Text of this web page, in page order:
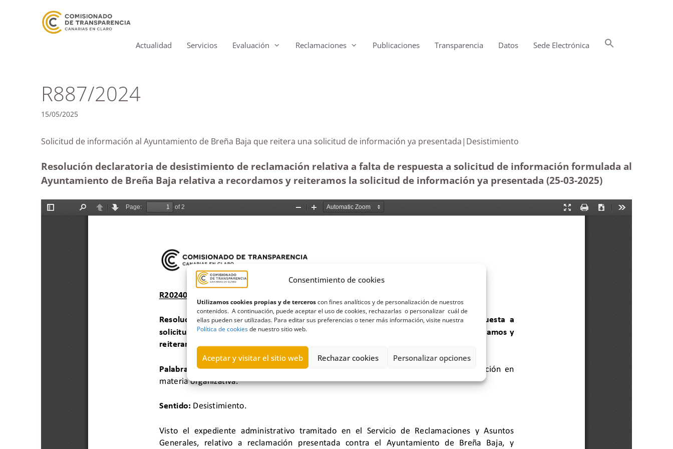
Consentimiento de cookies
Utilizamos cookies propias y de terceroscon fines analíticos y de personalización de nuestros
contenidos. A continuación, puede aceptar el uso de cookies, rechazarlas o personalizar cuál de
ellas pueden ser utilizadas. Para editar sus preferencias o tener más información, visite nuestra
Política de cookiesde nuestro sitio web.
Aceptar y visitar el sitio web Rechazar cookies Personalizar opciones
Actualidad Servicios Evaluación Reclamaciones Publicaciones Transparencia Datos Sede Electrónica
R887/2024
15/05/2025
Solicitud de información al Ayuntamiento de Breña Baja que reitera una solicitud de información ya presentada|Desistimiento
Resolución declaratoria de desistimiento de reclamación relativa a falta de respuesta a solicitud de información formulada al
Ayuntamiento de Breña Baja relativa a recordamos y reiteramos la solicitud de información ya presentada (25-03-2025)